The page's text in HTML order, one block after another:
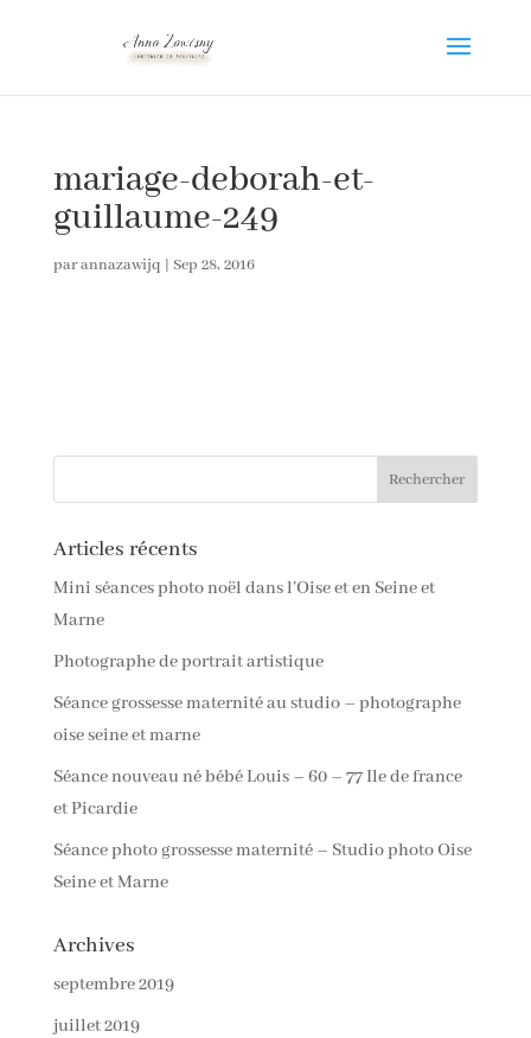
mariage-deborah-et-
guillaume-249
parannazawijq | Sep 28, 2016
Articles récents
Mini séances photo noël dans l’Oise et en Seine et
Marne
Photographe de portrait artistique
Séance grossesse maternité au studio – photographe
oise seine et marne
Séance nouveau né bébé Louis – 60 – 77 Ile de france
et Picardie
Séance photo grossesse maternité – Studio photo Oise
Seine et Marne
Archives
septembre 2019
juillet 2019